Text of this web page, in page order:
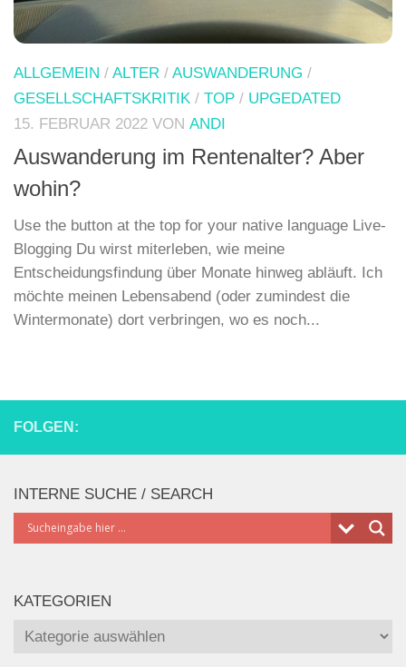
ALLGEMEIN / ALTER / AUSWANDERUNG /
GESELLSCHAFTSKRITIK / TOP / UPGEDATED
15. FEBRUAR 2022 VON ANDI
Auswanderung im Rentenalter? Aber
wohin?
Use the button at the top for your native language Live-
Blogging Du wirst miterleben, wie meine
Entscheidungsfindung über Monate hinweg abläuft. Ich
möchte meinen Lebensabend (oder zumindest die
Wintermonate) dort verbringen, wo es noch...
FOLGEN:
INTERNE SUCHE / SEARCH
KATEGORIEN
Kategorien